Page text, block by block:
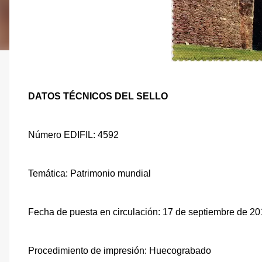
DATOS TÉCNICOS DEL SELLO
Número EDIFIL: 4592
Temática: Patrimonio mundial
Fecha de puesta en circulación: 17 de septiembre de
Procedimiento de impresión: Huecograbado